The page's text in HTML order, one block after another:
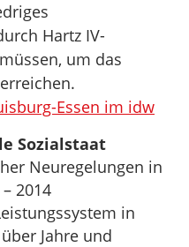
Hartz IV-
um das
Essen im idw
Sozialstaat
Neuregelungen in
2014
in
Jahre und